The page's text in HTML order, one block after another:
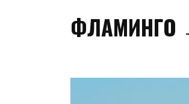
ФЛАМИНГО